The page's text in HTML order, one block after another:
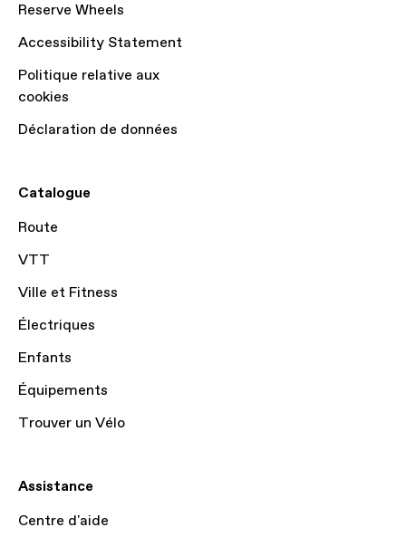
Reserve Wheels
Accessibility Statement
Politique relative aux
cookies
Déclaration de données
Catalogue
Route
VTT
Ville et Fitness
Électriques
Enfants
Équipements
Trouver un Vélo
Assistance
Centre d'aide